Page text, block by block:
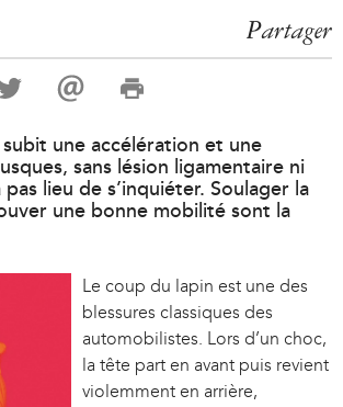
Partager
une accélération et une
sans lésion ligamentaire ni
lieu de s’inquiéter. Soulager la
une bonne mobilité sont la
Le coup du lapin est une des
blessures classiques des
automobilistes. Lors d’un choc,
la tête part en avant puis revient
violemment en arrière,